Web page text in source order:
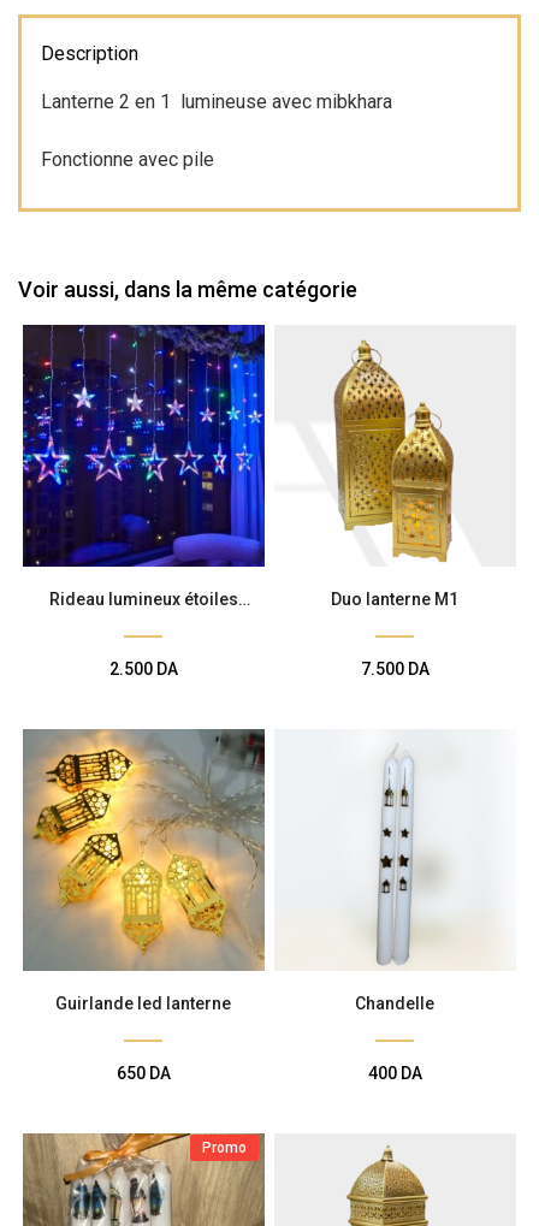
Emballage
+
Mibkhara
Description
Lanterne 2 en 1 lumineuse avec mibkhara
Fonctionne avec pile
Voir aussi, dans la même catégorie
Rideau lumineux étoiles
2.500 DA
Duo lanterne M1
7.500 DA
Guirlande led lanterne
650 DA
Chandelle
400 DA
Promo